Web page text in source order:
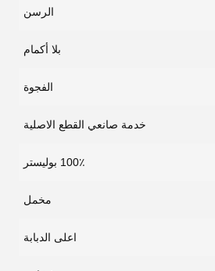
الرسن
بلا أكمام
الفجوة
خدمة صانعي القطع الاصلية
100٪ بوليستر
مخمل
اعلى الدبابة